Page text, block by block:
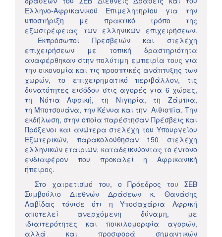
Ελληνο-Αφρικανικού Επιμελητηρίου για την
υποστήριξη με πρακτικό τρόπο της
εξωστρέφειας των ελληνικών επιχειρήσεων.
Εκπρόσωποι Πρεσβειών και στελέχη
επιχειρήσεων με τοπική δραστηριότητα
αναφέρθηκαν στην πολύτιμη εμπειρία τους για
την οικονομία και τις προοπτικές ανάπτυξης των
χωρών, το επιχειρηματικό περιβάλλον, τις
δυνατότητες εισόδου στις αγορές για 6 χώρες,
τη Νότια Αφρική, τη Νιγηρία, τη Ζάμπια,
τη Mποτσουάνα, την Κένυα και την Αιθιοπία. Την
εκδήλωση, στην οποία παρέστησαν Πρέσβεις και
Πρόξενοι και ανώτερα στελέχη του Υπουργείου
Εξωτερικών, παρακολούθησαν 150 στελέχη
ελληνικών εταιριών, καταδεικνύοντας το έντονο
ενδιαφέρον που προκαλεί η Αφρικανική
ήπειρος.
Στο χαιρετισμό του, ο Πρόεδρος του ΣΕΒ
Συμβούλιο Διεθνών Δράσεων κ. Θανάσης
Λαβίδας τόνισε ότι η Υποσαχάρια Αφρική
αποτελεί ανερχόμενη δύναμη, με
ιδιαιτερότητες και ποικιλομορφία αγορών,
αλλά και προσφορά σημαντικών